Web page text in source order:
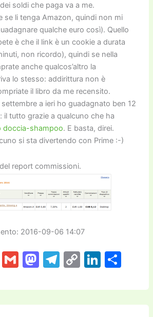
soldi che paga va a me.
se li tenga Amazon, quindi non mi
qualche euro così). Quello
è che il link è un cookie a durata
non ricordo), quindi se nella
anche qualcos’altro la
lo stesso: addirittura non è
il libro da me recensito.
a ieri ho guadagnato ben 12
il tutto grazie a qualcuno che ha
doccia-shampoo. E basta, direi.
si sta divertendo con Prime :-)
report commissioni.
2016-09-06 14:07
G
ai
l
M
st
o
T
e
gr
C
p
y
Li
k
e
C
n
di